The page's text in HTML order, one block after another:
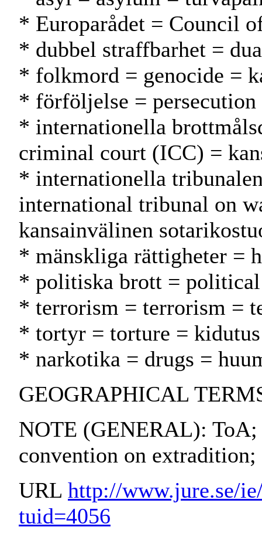
* Europarådet = Council
* dubbel straffbarhet =
* folkmord = genocide =
* förföljelse =
* internationella
criminal court (ICC) =
* internationella
international tribunal on
kansainvälinen
* mänskliga rättigheter =
* politiska brott =
* terrorism = terrorism =
* tortyr = torture = kidutus
* narkotika = drugs =
GEOGRAPHICAL
NOTE (GENERAL):
convention on extradition;
URL http://www.jure.se/
tuid=4056